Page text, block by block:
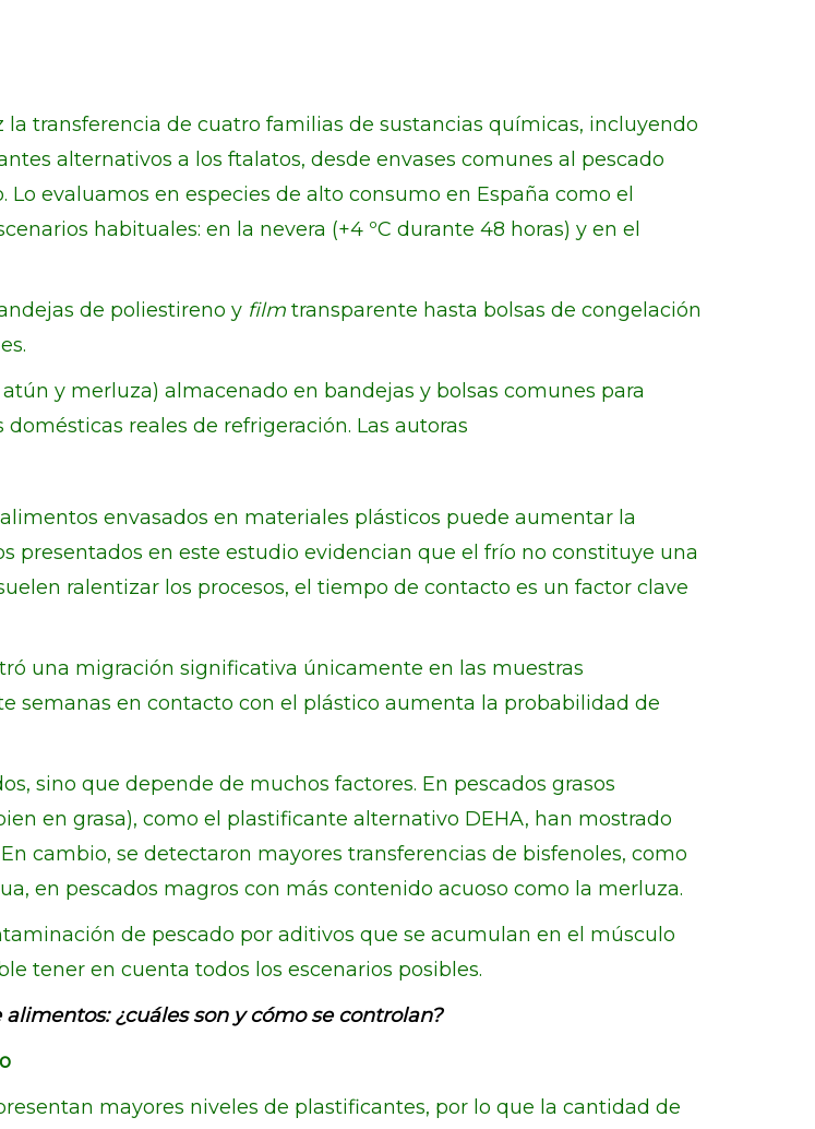
transferencia de cuatro familias de sustancias químicas, incluyendo
alternativos a los ftalatos, desde envases comunes al pescado
evaluamos en especies de alto consumo en España como el
habituales: en la nevera (+4 ºC durante 48 horas) y en el
de poliestireno y film transparente hasta bolsas de congelación
y merluza) almacenado en bandejas y bolsas comunes para
reales de refrigeración. Las autoras
envasados en materiales plásticos puede aumentar la
presentados en este estudio evidencian que el frío no constituye una
ralentizar los procesos, el tiempo de contacto es un factor clave
una migración significativa únicamente en las muestras
semanas en contacto con el plástico aumenta la probabilidad de
sino que depende de muchos factores. En pescados grasos
en grasa), como el plastificante alternativo DEHA, han mostrado
cambio, se detectaron mayores transferencias de bisfenoles, como
en pescados magros con más contenido acuoso como la merluza.
de pescado por aditivos que se acumulan en el músculo
tener en cuenta todos los escenarios posibles.
¿cuáles son y cómo se controlan?
mayores niveles de plastificantes, por lo que la cantidad de